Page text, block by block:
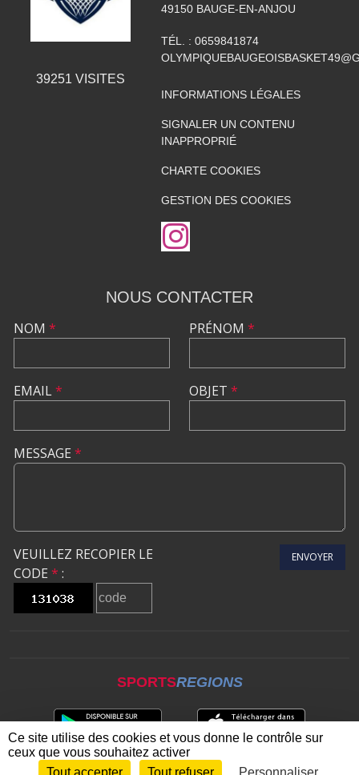
39251 VISITES
49150 BAUGE-EN-ANJOU
TÉL. : 0659841874
INFORMATIONS LÉGALES
SIGNALER UN CONTENU
INAPPROPRIÉ
CHARTE COOKIES
GESTION DES COOKIES
NOUS CONTACTER
NOM *
EMAIL*
PRÉNOM *
OBJET *
MESSAGE *
VEUILLEZ RECOPIER LE
CODE * :
ENVOYER
SPORTSREGIONS
Ce site utilise des cookies et vous donne le contrôle sur
ceux que vous souhaitez activer
Tout accepter
Tout refuser Personnaliser